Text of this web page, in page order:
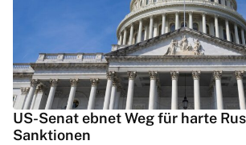
US-Senat ebnet Weg für harte
Sanktionen